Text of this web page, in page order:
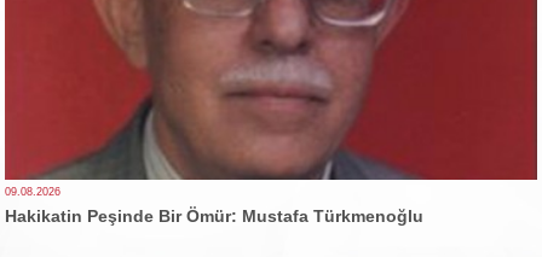
09.08.2026
Hakikatin Peşinde Bir Ömür: Mustafa Türkmenoğlu